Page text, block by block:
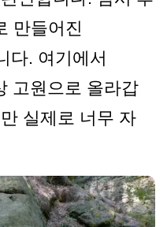
만들어진
다. 여기에서
고원으로 올라갑
실제로 너무 자